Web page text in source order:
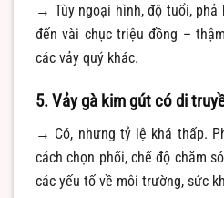
→ Tùy ngoại hình, độ tuổi,
đến vài chục triệu đồng –
các vảy quý khác.
5. Vảy gà kim gút có di
→ Có, nhưng tỷ lệ khá thấp.
cách chọn phối, chế độ chăm
các yếu tố về môi trường, sức